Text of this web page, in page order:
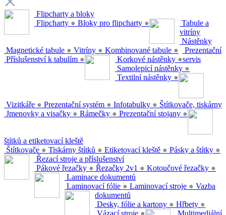
Flipcharty a bloky
Flipcharty ● Bloky pro flipcharty ●
Tabule a
vitríny
Magnetické tabule ● Vitríny ● Kombinované tabule ●
Příslušenství k tabulím ●
Nástěnky
Korkové nástěnky ●
Samolepicí nástěnky ●
Textilní nástěnky ●
Prezentační
servis
Vizitkáře ● Prezentační systém ● Infotabulky ●
Jmenovky a visačky ● Rámečky ● Prezentační stojany ●
Štítkovače, tiskárny
štítků a etiketovací kleště
Štítkovače ● Tiskárny štítků ● Etiketovací kleště ● Pásky a štítky ●
Řezací stroje a příslušenství
Pákové řezačky ● Řezačky 2v1 ● Kotoučové řezačky ●
Laminace dokumentů
Laminovací fólie ● Laminovací stroje ● Vazba
dokumentů
Desky, fólie a kartony ● Hřbety ●
Vázací stroje ●
Multimediální